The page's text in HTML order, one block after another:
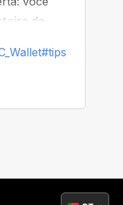
de
este artigo
o
#tips